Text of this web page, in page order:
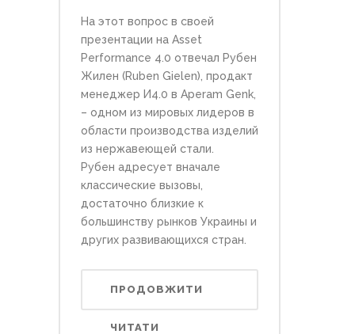
На этот вопрос в своей
презентации на Asset
Performance 4.0 отвечал Рубен
Жилен (Ruben Gielen), продакт
менеджер И4.0 в Aperam Genk
– одном из мировых лидеров в
области производства изделий
из нержавеющей стали.
Рубен адресует вначале
классические вызовы,
достаточно близкие к
большинству рынков Украины и
других развивающихся стран.
ПРОДОВЖИТИ
ЧИТАТИ